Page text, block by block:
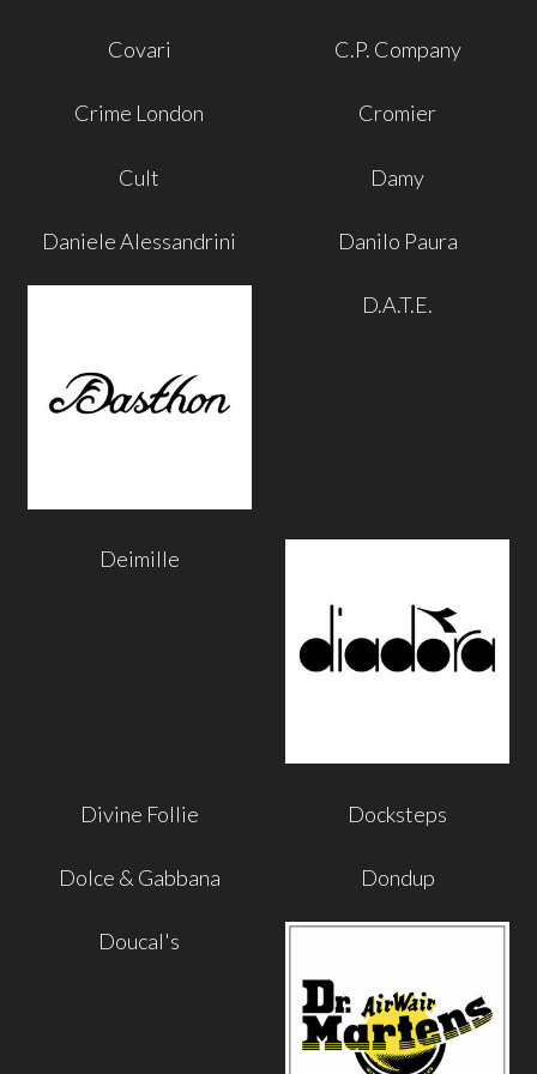
Covari C.P. Company
Crime London Cromier
Cult Damy
Daniele Alessandrini Danilo Paura
D.A.T.E.
Deimille
Divine Follie Docksteps
Dolce & Gabbana Dondup
Doucal's